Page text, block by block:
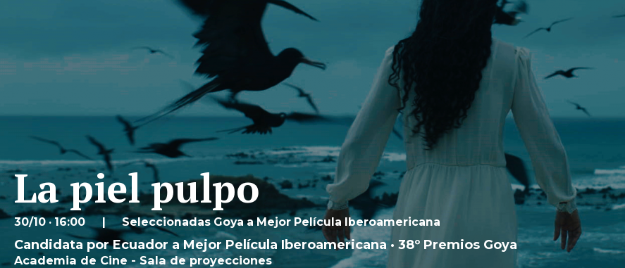
La piel pulpo
30/10 · 16:00 Seleccionadas Goya a Mejor Película Iberoamericana
Candidata por Ecuador a Mejor Película Iberoamericana · 38º Premios Goya
Academia de Cine - Sala de proyecciones